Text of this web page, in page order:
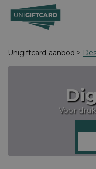
Unigiftcard aanbod >
Voor